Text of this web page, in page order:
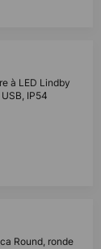
à LED Lindby
IP54
Round, ronde